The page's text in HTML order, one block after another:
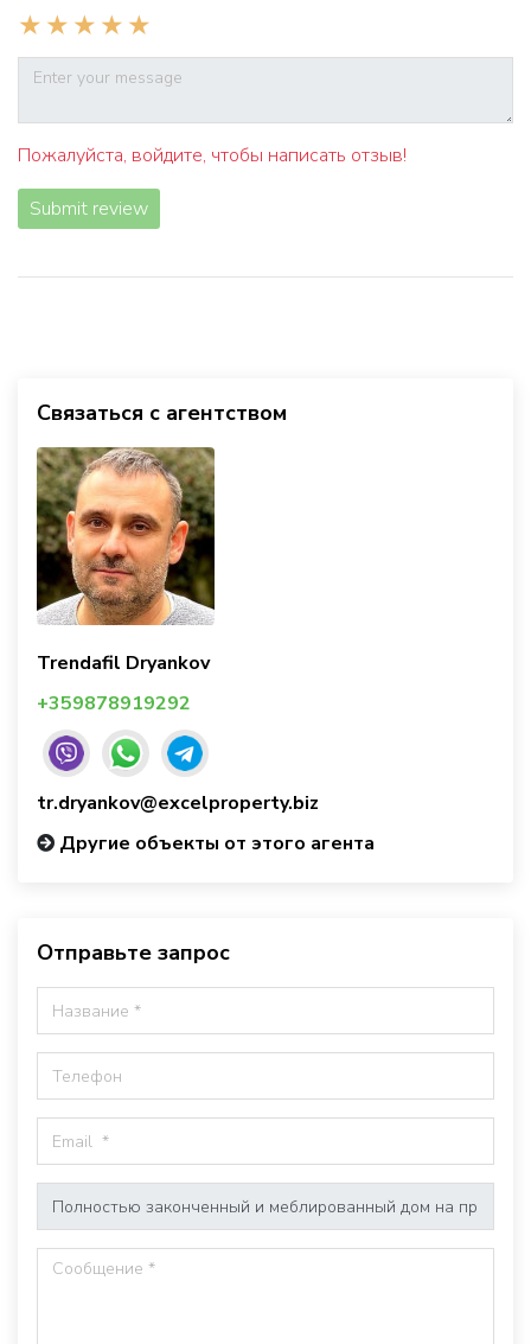
Пожалуйста, войдите, чтобы написать отзыв!
Submit review
Связаться с агентством
Trendafil Dryankov
+359878919292
tr.dryankov@excelproperty.biz
Другие объекты от этого агента
Отправьте запрос